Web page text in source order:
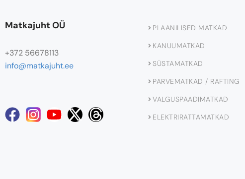
Matkajuht OÜ
+372 56678113
info@matkajuht.ee
PLAANILISED MATKAD
KANUUMATKAD
SÜSTAMATKAD
PARVEMATKAD / RAFTING
VALGUSPAADIMATKAD
ELEKTRIRATTAMATKAD